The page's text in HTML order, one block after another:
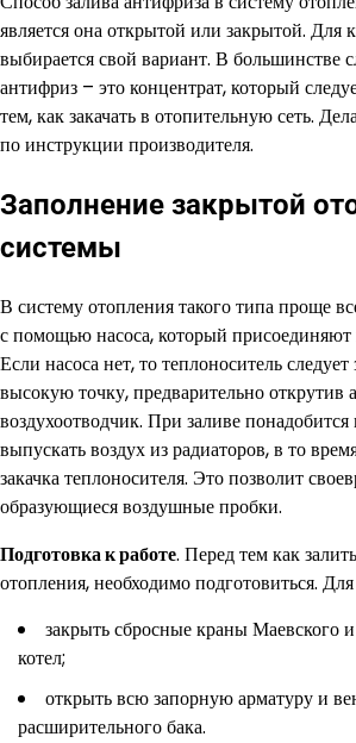
является она открытой или закрытой. Для
выбирается свой вариант. В большинстве
антифриз – это концентрат, который
тем, как закачать в отопительную сеть.
по инструкции производителя.
Заполнение закрытой
системы
В систему отопления такого типа проще
с помощью насоса, который
Если насоса нет, то теплоноситель
высокую точку, предварительно открутив
воздухоотводчик. При заливе
выпускать воздух из радиаторов, в то
закачка теплоносителя. Это позволит
образующиеся воздушные пробки.
Подготовка к работе. Перед тем как
отопления, необходимо подготовиться. Для
закрыть сбросные краны Маевского
котел;
открыть всю запорную арматуру и
расширительного бака.